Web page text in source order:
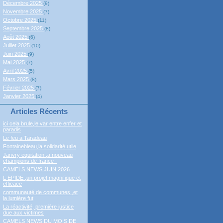
Décembre 2025 (9)
Novembre 2025 (7)
Octobre 2025 (11)
Septembre 2025 (8)
Août 2025 (6)
Juillet 2025 (10)
Juin 2025 (9)
Mai 2025 (7)
Avril 2025 (5)
Mars 2025 (8)
Février 2025 (7)
Janvier 2025 (4)
Articles Récents
ici cela brule,le var entre enfer et
paradis
Le feu a Taradeau
Fontainebleau,la solidarité utile
Janvry equitation ,a nouveau
champions de france !
CAMELS NEWS JUIN 2026
L EPIDE ,un projet magnifique et
efficace
communauté de communes ,et
la lumière fut
La réactivité, première justice
due aux victimes
CAMELS NEWS DU MOIS DE